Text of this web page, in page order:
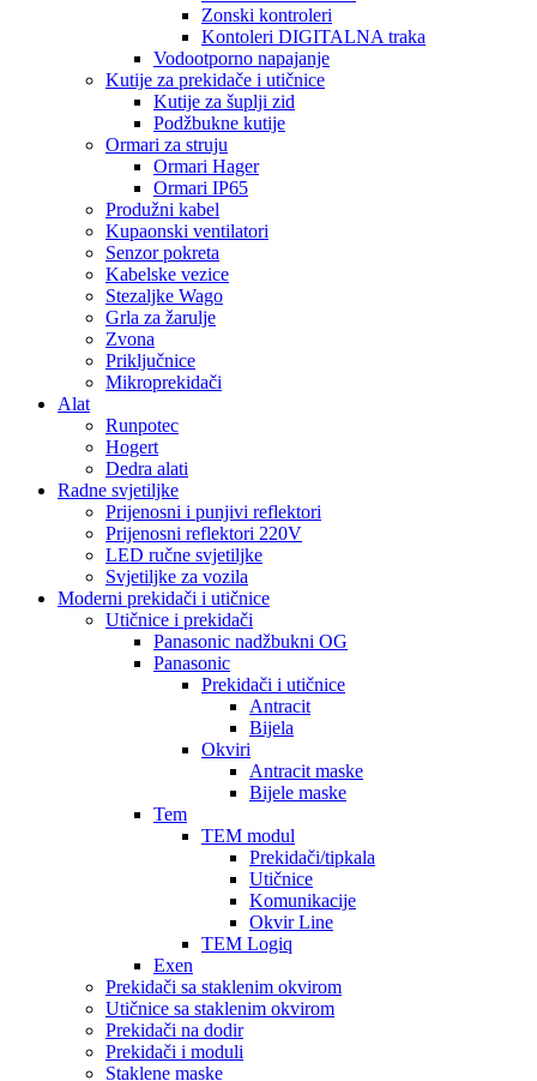
Zonski kontroleri
Kontoleri DIGITALNA traka
Vodootporno napajanje
Kutije za prekidače i utičnice
Kutije za šuplji zid
Podžbukne kutije
Ormari za struju
Ormari Hager
Ormari IP65
Produžni kabel
Kupaonski ventilatori
Senzor pokreta
Kabelske vezice
Stezaljke Wago
Grla za žarulje
Zvona
Priključnice
Mikroprekidači
Alat
Runpotec
Hogert
Dedra alati
Radne svjetiljke
Prijenosni i punjivi reflektori
Prijenosni reflektori 220V
LED ručne svjetiljke
Svjetiljke za vozila
Moderni prekidači i utičnice
Utičnice i prekidači
Panasonic nadžbukni OG
Panasonic
Prekidači i utičnice
Antracit
Bijela
Okviri
Antracit maske
Bijele maske
Tem
TEM modul
Prekidači/tipkala
Utičnice
Komunikacije
Okvir Line
TEM Logiq
Exen
Prekidači sa staklenim okvirom
Utičnice sa staklenim okvirom
Prekidači na dodir
Prekidači i moduli
Staklene maske